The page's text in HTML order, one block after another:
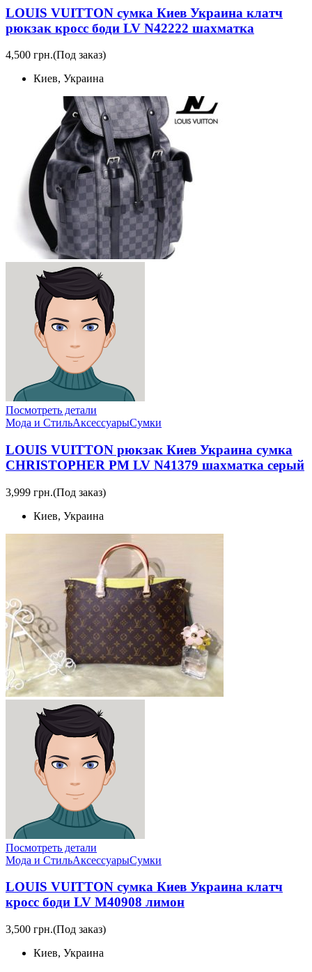
LOUIS VUITTON сумка Киев Украина клатч
рюкзак кросс боди LV N42222 шахматка
4,500 грн.(Под заказ)
Киев, Украина
Посмотреть детали
Мода и СтильАксессуарыСумки
LOUIS VUITTON рюкзак Киев Украина сумка
CHRISTOPHER PM LV N41379 шахматка серый
3,999 грн.(Под заказ)
Киев, Украина
Посмотреть детали
Мода и СтильАксессуарыСумки
LOUIS VUITTON сумка Киев Украина клатч
кросс боди LV M40908 лимон
3,500 грн.(Под заказ)
Киев, Украина